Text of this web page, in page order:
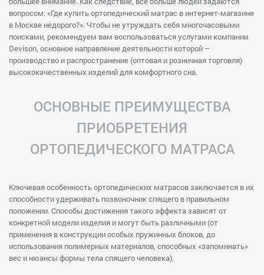
вопросом: «Где купить ортопедический матрас в интернет-магазине
в Москве недорого?». Чтобы не утруждать себя многочасовыми
поисками, рекомендуем вам воспользоваться услугами компании
Devison, основное направление деятельности которой –
производство и распространение (оптовая и розничная торговля)
высококачественных изделий для комфортного сна.
ОСНОВНЫЕ ПРЕИМУЩЕСТВА
ПРИОБРЕТЕНИЯ
ОРТОПЕДИЧЕСКОГО МАТРАСА
Ключевая особенность ортопедических матрасов заключается в их
способности удерживать позвоночник спящего в правильном
положении. Способы достижения такого эффекта зависят от
конкретной модели изделия и могут быть различными (от
применения в конструкции особых пружинных блоков, до
использования полимерных материалов, способных «запоминать»
вес и нюансы формы тела спящего человека).